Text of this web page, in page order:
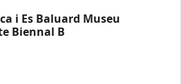
i Es Baluard Museu
Biennal B